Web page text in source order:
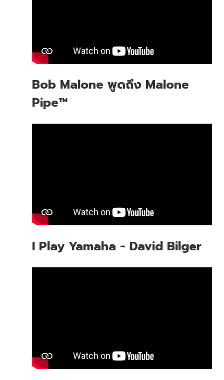
Bob Malone พูดถึง Malone
Pipe™
I Play Yamaha - David Bilger